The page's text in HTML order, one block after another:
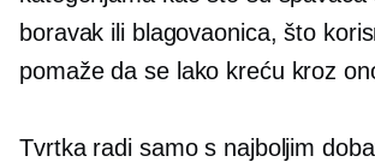
boravak ili blagovaonica, što
pomaže da se lako kreću kroz
Tvrtka radi samo s najboljim